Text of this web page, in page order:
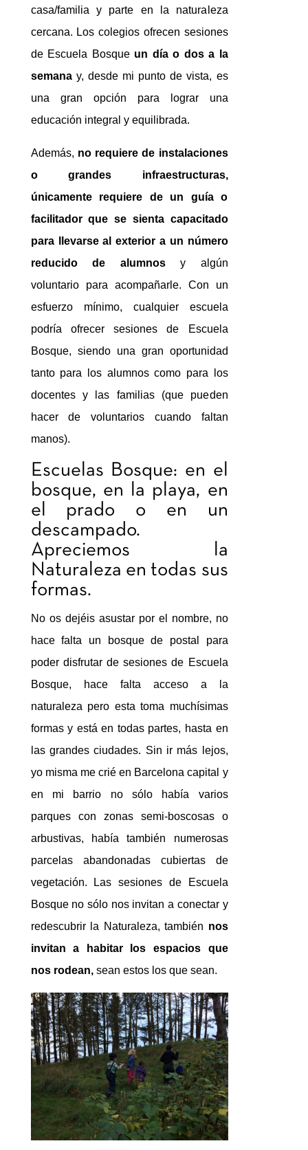
casa/familia y parte en la naturaleza
cercana. Los colegios ofrecen sesiones
de Escuela Bosque un día o dos a la
semanay, desde mi punto de vista, es
una gran opción para lograr una
educación integral y equilibrada.
Además, no requiere de instalaciones
o grandes infraestructuras,
únicamente requiere de un guía o
facilitador que se sienta capacitado
para llevarse al exterior a un número
reducido de alumnosy algún
voluntario para acompañarle. Con un
esfuerzo mínimo, cualquier escuela
podría ofrecer sesiones de Escuela
Bosque, siendo una gran oportunidad
tanto para los alumnos como para los
docentes y las familias (que pueden
hacer de voluntarios cuando faltan
manos).
Escuelas Bosque: en el
bosque, en la playa, en
el prado o en un
descampado.
Apreciemos la
Naturaleza en todas sus
formas.
No os dejéis asustar por el nombre, no
hace falta un bosque de postal para
poder disfrutar de sesiones de Escuela
Bosque, hace falta acceso a la
naturaleza pero esta toma muchísimas
formas y está en todas partes, hasta en
las grandes ciudades. Sin ir más lejos,
yo misma me crié en Barcelona capital y
en mi barrio no sólo había varios
parques con zonas semi-boscosas o
arbustivas, había también numerosas
parcelas abandonadas cubiertas de
vegetación. Las sesiones de Escuela
Bosque no sólo nos invitan a conectar y
redescubrir la Naturaleza, también nos
invitan a habitar los espacios que
nos rodean,sean estos los que sean.